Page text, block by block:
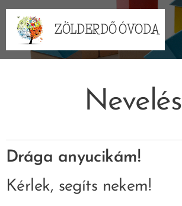
ZÖLDERDŐ ÓVODA
Nevelés
Drága anyucikám!
Kérlek, segíts nekem!